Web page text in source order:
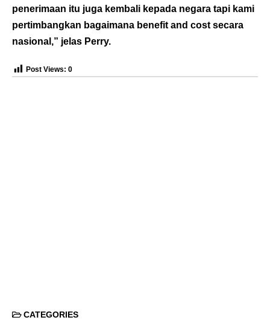
penerimaan itu juga kembali kepada negara tapi kami
pertimbangkan bagaimana benefit and cost secara
nasional,” jelas Perry.
Post Views: 0
CATEGORIES